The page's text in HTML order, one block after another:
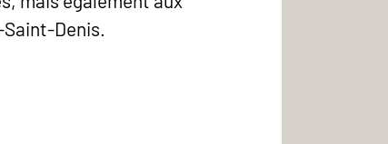
Denis.